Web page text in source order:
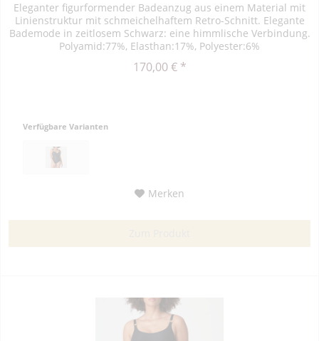
Eleganter figurformender Badeanzug aus einem Material mit
Linienstruktur mit schmeichelhaftem Retro-Schnitt. Elegante
Bademode in zeitlosem Schwarz: eine himmlische Verbindung.
Polyamid:77%, Elasthan:17%, Polyester:6%
170,00 € *
Verfügbare Varianten
Merken